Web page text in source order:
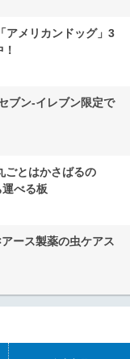
アメリカンドッグ」3
ブン‐イレブン限定で
ごとはかさばるの
べる板
ース製薬の虫ケアス